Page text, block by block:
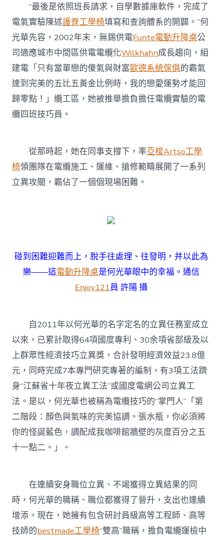
“最後是依照班長請求，自學數據庫軟件，完成了
電氣實驗陳述護脊工學椅填寫和查詢體系的開闢。”何
光華先容，2002年末，無錫供電Funte電動升降桌公
司適應城市中間區供電電纜化Wilkhahn成長趨向，組
建電「只有當單戀的傻氣與財富歐德系統傢俱的霸氣
達到完美的五比五黃金比例時，我的戀愛運勢才能回
歸零點！」纜工區，她被推舉擔負擔任電纜實驗的電
纜四班技巧員。
從那時起，她在同事支撐下，率亞梭Artso工學
椅領團隊在電纜施工、運維、搶修範疇展開了一系列
立異攻關，霸佔了一個個現場困難。
碰到困難迎難而上，脫手往處理、往發明，并以此為
樂——這電動升降桌是何光華眼中的幸福。通信
Enjoy121員 許陽 攝
自2011年以何光華的名字定名的立異任務室成立
以來，已累計取得64項國度專利、30余項省部級及以
上群眾性經濟技巧立異獎，合計發明經濟效益23.8億
元，同時完成7本專門研究專著的編制，有3項工法躋
身“江蘇省十年夜立異工法”或國度電網公司立異工
法。是以，何光華也被稱為電纜技巧的“掌門人”「第
二階段：顏色與氣味的完美協調。張水瓶，你必須將
你的怪誕藍色，調配成我咖啡館牆壁的灰度百分之五
十一點二。」。
在連續安身職位立異、不竭獲得立異結果的同
時，何光華的職稱、職位都獲得了晉升，支出也連續
增添。現在，她擁有包含研討員級高等工程師、高等
技師的bestmade工學椅“雙高”職稱，擔負電纜運檢中